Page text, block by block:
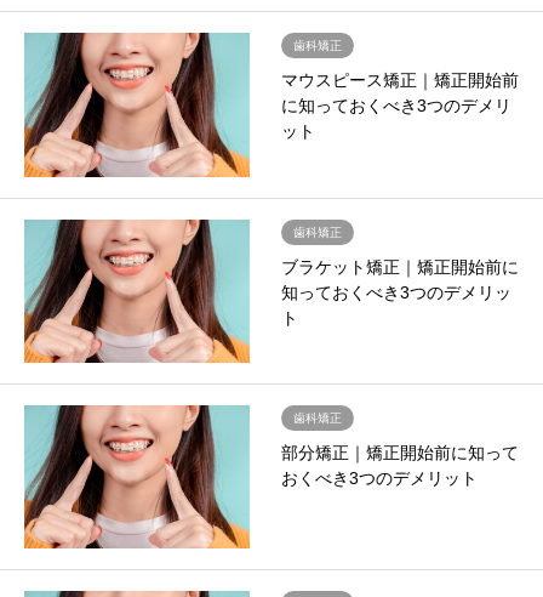
歯科矯正
マウスピース矯正｜矯正開始前
に知っておくべき3つのデメリ
ット
歯科矯正
ブラケット矯正｜矯正開始前に
知っておくべき3つのデメリッ
ト
歯科矯正
部分矯正｜矯正開始前に知って
おくべき3つのデメリット